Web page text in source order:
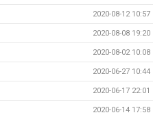
2020-08-12 10:57
2020-08-08 19:20
2020-08-02 10:08
2020-06-27 10:44
2020-06-17 22:01
2020-06-14 17:58